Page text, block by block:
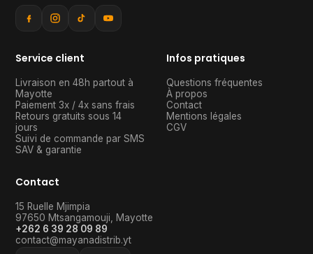
Service client
Livraison en 48h partout à
Mayotte
Paiement 3x / 4x sans frais
Retours gratuits sous 14
jours
Suivi de commande par SMS
SAV & garantie
Infos pratiques
Questions fréquentes
À propos
Contact
Mentions légales
CGV
Contact
15 Ruelle Mjimpia
97650 Mtsangamouji
Mayotte
+262 6 39 28 09 89
contact@mayanadistrib.yt